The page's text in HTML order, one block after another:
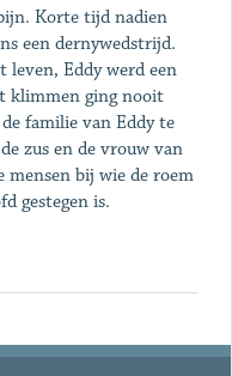
Korte tijd nadien
een dernywedstrijd.
leven, Eddy werd een
klimmen ging nooit
familie van Eddy te
zus en de vrouw van
mensen bij wie de roem
gestegen is.